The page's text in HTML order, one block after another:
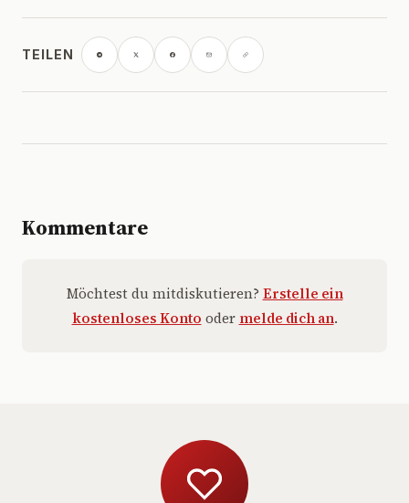
TEILEN
Kommentare
Möchtest du mitdiskutieren? Erstelle ein
kostenloses Konto oder melde dich an.